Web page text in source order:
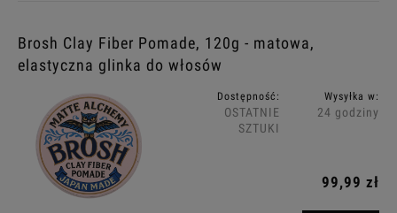
Brosh Clay Fiber Pomade, 120g - matowa,
elastyczna glinka do włosów
Dostępność:
OSTATNIE
SZTUKI
Wysyłka w:
24 godziny
99,99 zł